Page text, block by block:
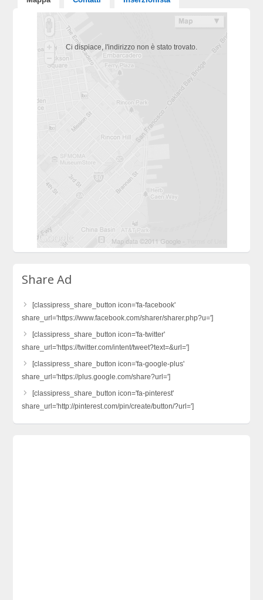
Ci dispiace, l'indirizzo non è stato trovato.
Share Ad
[classipress_share_button icon='fa-facebook'
share_url='https://www.facebook.com/sharer/sharer.php?u=']
[classipress_share_button icon='fa-twitter'
share_url='https://twitter.com/intent/tweet?text=&url=']
[classipress_share_button icon='fa-google-plus'
share_url='https://plus.google.com/share?url=']
[classipress_share_button icon='fa-pinterest'
share_url='http://pinterest.com/pin/create/button/?url=']